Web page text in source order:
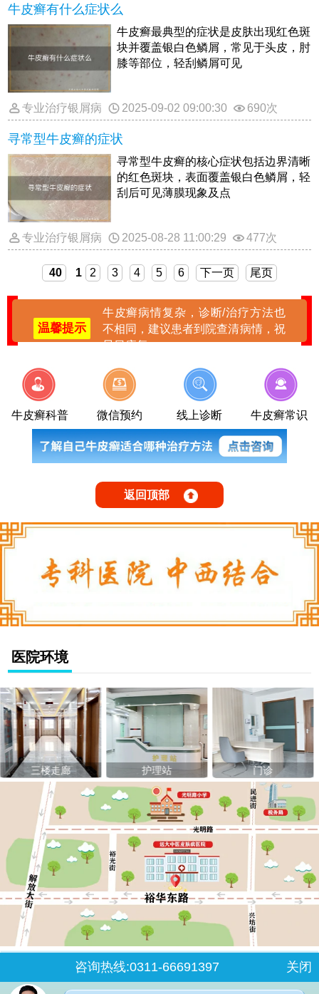
牛皮癣有什么症状么
牛皮癣最典型的症状是皮肤出现红色斑
块并覆盖银白色鳞屑，常见于头皮，肘
膝等部位，轻刮鳞屑可见
专业治疗银屑病 2025-09-02 09:00:30 690次
寻常型牛皮癣的症状
寻常型牛皮癣的核心症状包括边界清晰
的红色斑块，表面覆盖银白色鳞屑，轻
刮后可见薄膜现象及点
专业治疗银屑病 2025-08-28 11:00:29 477次
40 1 2 3 4 5 6 下一页 尾页
温馨提示
牛皮癣病情复杂，诊断/治疗方法也
不相同，建议患者到院查清病情，祝
早日康复。
牛皮癣科普 微信预约 线上诊断 牛皮癣常识
返回顶部
医院环境
三楼走廊 护理站 门诊
石家庄桥西区裕华东路7号
咨询热线:0311-66691397 关闭